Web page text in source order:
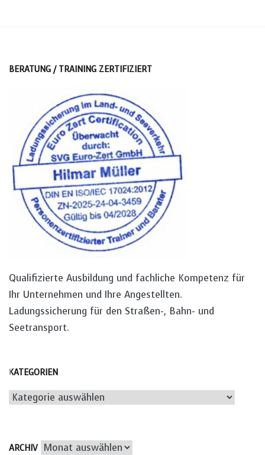
BERATUNG / TRAINING ZERTIFIZIERT
Qualifizierte Ausbildung und fachliche Kompetenz für
Ihr Unternehmen und Ihre Angestellten.
Ladungssicherung für den Straßen-, Bahn- und
Seetransport.
KATEGORIEN
Kategorien
ARCHIV Archiv